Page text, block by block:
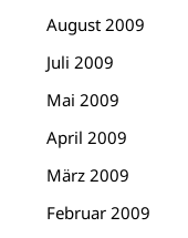
August 2009
Juli 2009
Mai 2009
April 2009
März 2009
Februar 2009